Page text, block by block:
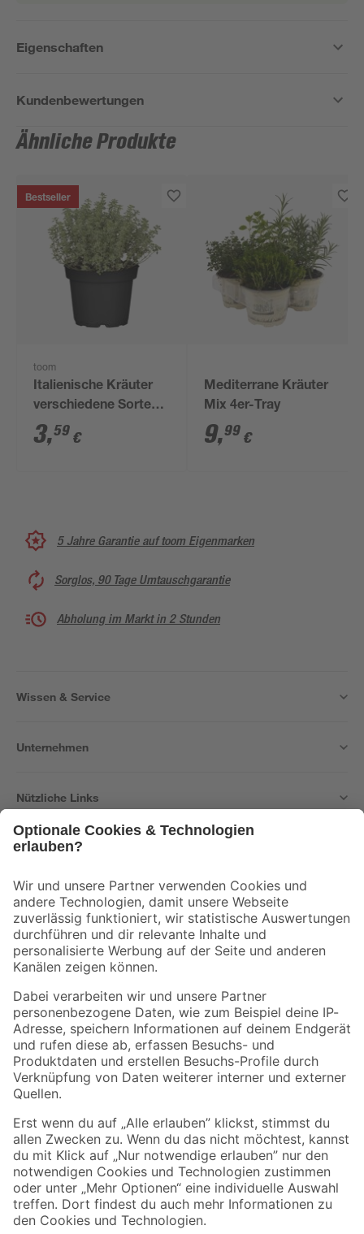
Eigenschaften
Kundenbewertungen
Ähnliche Produkte
Bestseller
toom
Italienische Kräuter
verschiedene Sorten
14 cm Topf
3,59 €
Mediterrane Kräuter
Mix 4er-Tray
9,99 €
5 Jahre Garantie auf toom Eigenmarken
Sorglos, 90 Tage Umtauschgarantie
Abholung im Markt in 2 Stunden
Wissen & Service
Unternehmen
Nützliche Links
Der toom Newsletter: Keine Angebote und Aktionen mehr verpassen!
Zur Newsletter Anmeldung
Folge uns
Zahlungsarten Versandarten
Sicher einkaufen
Jetzt die toom-App herunterladen